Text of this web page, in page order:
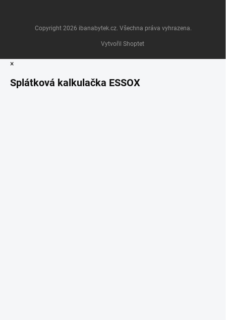
Vytvořil Shoptet
Copyright 2026 ibanabytek.cz. Všechna práva vyhrazena.
×
Splátková kalkulačka ESSOX